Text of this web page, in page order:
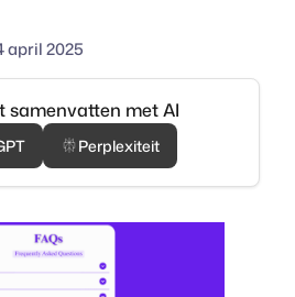
april 2025
samenvatten met AI
Perplexiteit